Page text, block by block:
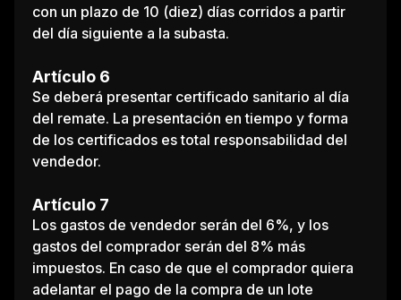
con un plazo de 10 (diez) días corridos a partir
del día siguiente a la subasta.
Artículo 6
Se deberá presentar certificado sanitario al día
del remate. La presentación en tiempo y forma
de los certificados es total responsabilidad del
vendedor.
Artículo 7
Los gastos de vendedor serán del 6%, y los
gastos del comprador serán del 8% más
impuestos. En caso de que el comprador quiera
adelantar el pago de la compra de un lote